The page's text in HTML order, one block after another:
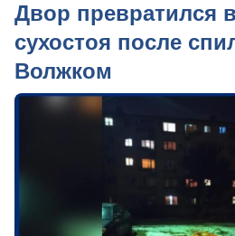
Двор превратился
сухостоя после
Волжком